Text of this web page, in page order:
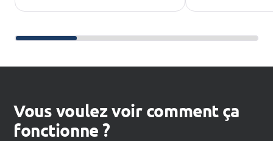
Faire défiler les lectures complémentaires
Vous voulez voir comment ça
fonctionne ?